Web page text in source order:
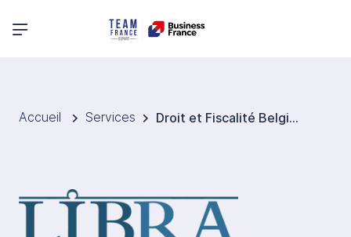
Menu principal
Accueil Services Droit et Fiscalité Belgique - LIBRA